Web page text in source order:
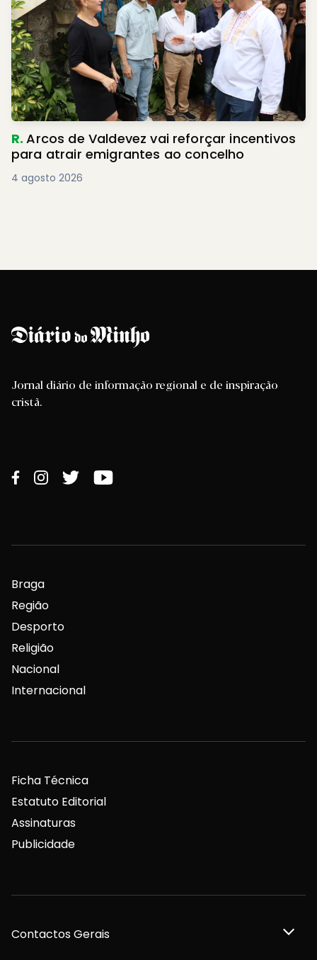
R.Arcos de Valdevez vai reforçar incentivos
para atrair emigrantes ao concelho
4 agosto 2026
Jornal diário de informação regional e de inspiração
cristã.
Braga
Região
Desporto
Religião
Nacional
Internacional
Ficha Técnica
Estatuto Editorial
Assinaturas
Publicidade
Contactos Gerais